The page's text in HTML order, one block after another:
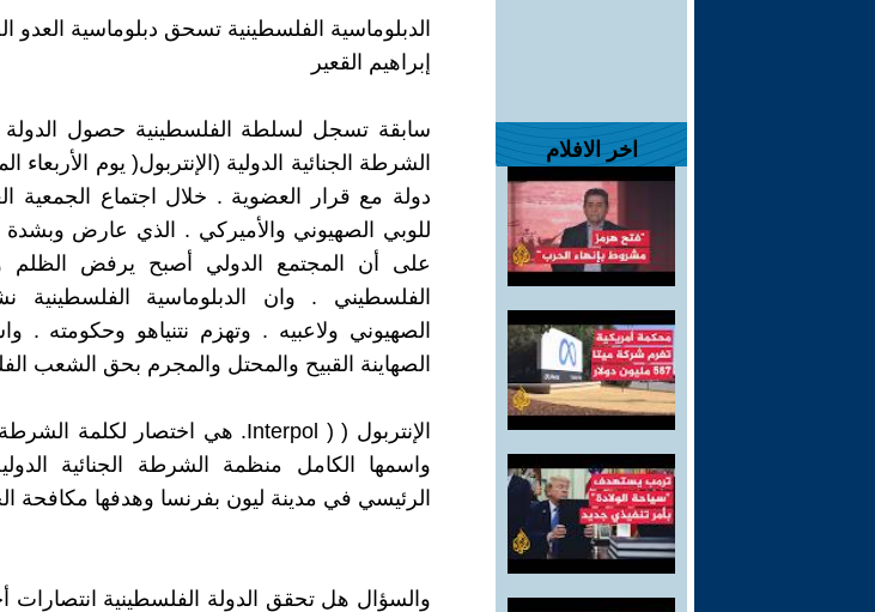
اخر الافلام
الدبلوماسية الفلسطينية تسحق دبلوماسية العدو
إبراهيم القعير
سابقة تسجل لسلطة الفلسطينية حصول
دولة مع قرار العضوية . خلال اجتماع الجمعية
للوبي الصهيوني والأميركي . الذي عارض
على أن المجتمع الدولي أصبح يرفض الظلم
الفلسطيني . وان الدبلوماسية
الصهيوني ولاعبيه . وتهزم نتنياهو
الصهاينة القبيح والمحتل والمجرم بحق الشعب
الرئيسي في مدينة ليون بفرنسا وهدفها مكافحة
والسؤال هل تحقق الدولة الفلسطينية